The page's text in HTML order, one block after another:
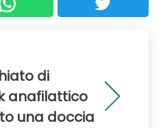
di
anafilattico
una doccia